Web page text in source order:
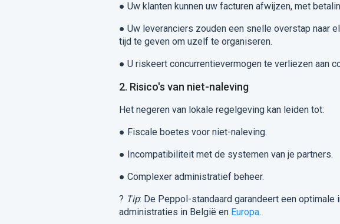
● Uw klanten kunnen uw facturen afwijzen, met
● Uw leveranciers zouden een snelle overstap naar
tijd te geven om uzelf te organiseren.
● U riskeert concurrentievermogen te verliezen aan
2. Risico's van niet-naleving
Het negeren van lokale regelgeving kan leiden tot:
● Fiscale boetes voor niet-naleving.
● Incompatibiliteit met de systemen van je partners.
● Complexer administratief beheer.
? Tip: De Peppol-standaard garandeert een
administraties in België en Europa.